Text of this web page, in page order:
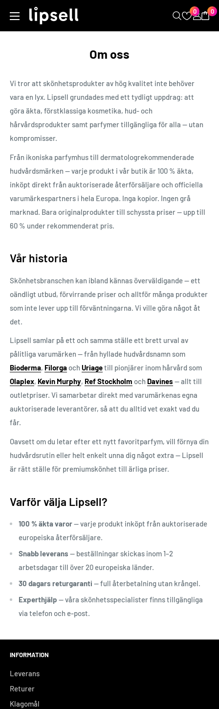
innehåll
LIPSELL 0 0
Om oss
Vi tror att skönhetsprodukter av hög kvalitet inte behöver
vara en lyx. Lipsell grundades med ett tydligt uppdrag: att
göra äkta, förstklassiga kosmetika, hud- och
hårvårdsprodukter samt parfymer tillgängliga för alla — utan
kompromisser.
Från ikoniska parfymhus till dermatologrekommenderade
hudvårdsmärken — varje produkt i vår butik är 100 % äkta,
inköpt direkt från auktoriserade återförsäljare och officiella
varumärkespartners i hela Europa. Inga kopior. Ingen grå
marknad. Bara originalprodukter till schyssta priser — upp till
60 % under rekommenderat pris.
Vår historia
Skönhetsbranschen kan ibland kännas överväldigande — ett
oändligt utbud, förvirrande priser och alltför många produkter
som inte lever upp till förväntningarna. Vi ville göra något åt
det.
Lipsell samlar på ett och samma ställe ett brett urval av
pålitliga varumärken — från hyllade hudvårdsnamn som
Bioderma, Filorgaoch Uriagetill pionjärer inom hårvård som
Olaplex, Kevin Murphy, Ref Stockholm och Davines — allt till
outletpriser. Vi samarbetar direkt med varumärkenas egna
auktoriserade leverantörer, så att du alltid vet exakt vad du
får.
Oavsett om du letar efter ett nytt favoritparfym, vill förnya din
hudvårdsrutin eller helt enkelt unna dig något extra — Lipsell
är rätt ställe för premiumskönhet till ärliga priser.
Varför välja Lipsell?
100 % äkta varor— varje produkt inköpt från auktoriserade
europeiska återförsäljare.
Snabb leverans — beställningar skickas inom 1–2
arbetsdagar till över 20 europeiska länder.
30 dagars returgaranti — full återbetalning utan krångel.
Experthjälp — våra skönhetsspecialister finns tillgängliga
via telefon och e-post.
INFORMATION
Leverans
Returer
Klagomål